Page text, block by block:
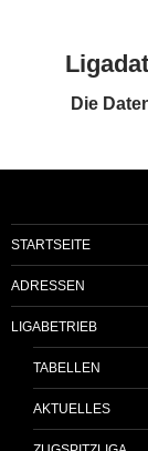
Die
STARTSEITE
ADRESSEN
LIGABETRIEB
TABELLEN
AKTUELLES